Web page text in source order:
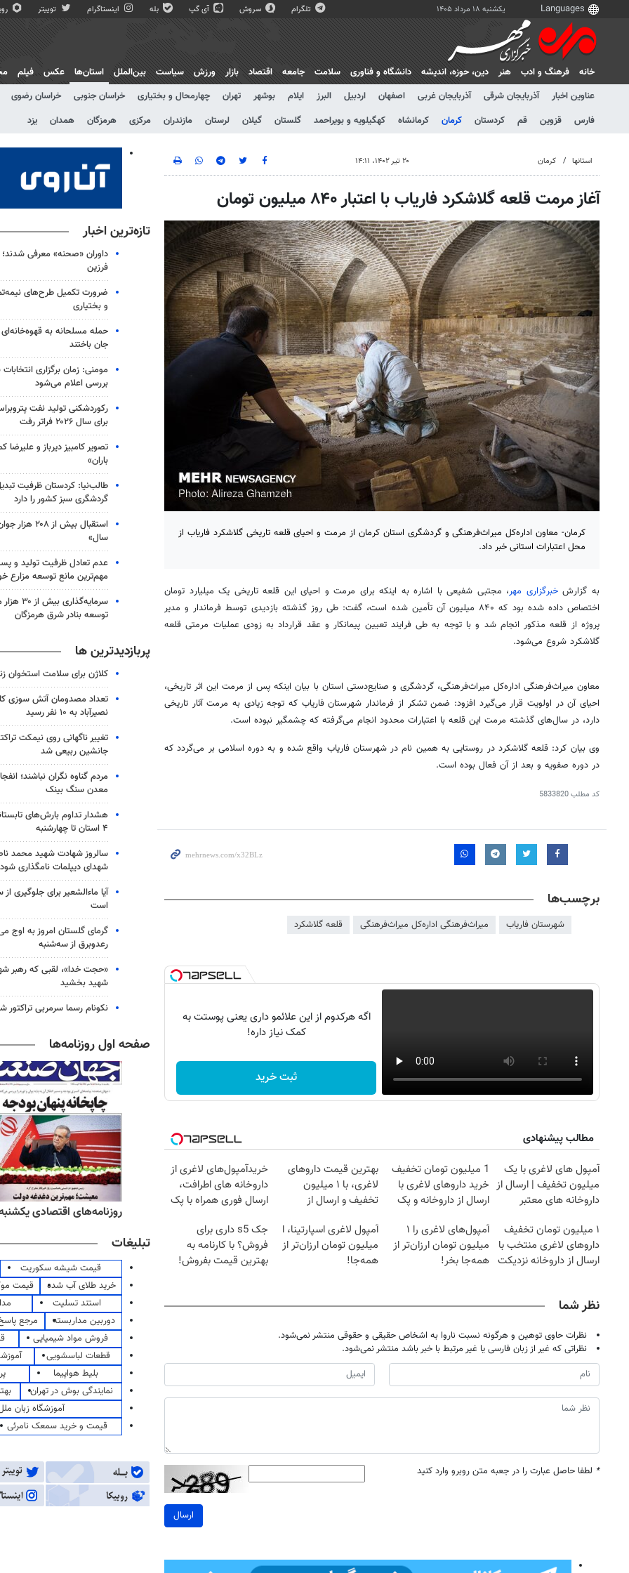
یکشنبه ۱۸ مرداد ۱۴۰۵ تلگرام سروش آی گپ بله اینستاگرام توییتر
خانه فرهنگ و ادب هنر دين، حوزه، انديشه دانشگاه و فناوری سلامت جامعه اقتصاد بازار ورزش سیاست بین‌الملل
استان‌ها
عناوین اخبار
آذربایجان شرقی آذربایجان غربی اصفهان اردبیل البرز ایلام بوشهر تهران چهارمحال و بختیاری خراسان جنوبی خراسان رضوی
فارس
قزوین قم کردستان کرمان کرمانشاه کهگیلویه و بویراحمد گلستان گیلان لرستان مازندران مرکزی هرمزگان همدان یزد
عکس فیلم
استانها کرمان ۲۰ تیر ۱۴۰۲، ۱۴:۱۱
آغاز مرمت قلعه گلاشکرد فاریاب با اعتبار ۸۴۰ میلیون تومان
کرمان- معاون اداره‌کل میراث‌فرهنگی و گردشگری استان کرمان از مرمت و احیای قلعه تاریخی گلاشکرد فاریاب از
محل اعتبارات استانی خبر داد.
به گزارشخبرگزاری مهر، مجتبی شفیعی با اشاره به اینکه برای مرمت و احیای این قلعه تاریخی یک میلیارد تومان
اختصاص داده شده بود که ۸۴۰ میلیون آن تأمین شده است، گفت: طی روز گذشته بازدیدی توسط فرماندار و مدیر
پروژه از قلعه مذکور انجام شد و با توجه به طی فرایند تعیین پیمانکار و عقد قرارداد به زودی عملیات مرمتی قلعه
گلاشکرد شروع می‌شود.
معاون میراث‌فرهنگی اداره‌کل میراث‌فرهنگی، گردشگری و صنایع‌دستی استان با بیان اینکه پس از مرمت این اثر تاریخی،
احیای آن در اولویت قرار می‌گیرد افزود: ضمن تشکر از فرماندار شهرستان فاریاب که توجه زیادی به مرمت آثار تاریخی
دارد، در سال‌های گذشته مرمت این قلعه با اعتبارات محدود انجام می‌گرفته که چشمگیر نبوده است.
وی بیان کرد: قلعهگلاشکرد در روستایی به همین نام در شهرستان فاریاب واقع شده و به دوره اسلامی بر می‌گردد که
در دوره صفویه و بعد از آن فعال بوده است.
کد مطلب5833820
برچسب‌ها
شهرستان فاریاب میراث‌فرهنگی اداره‌کل میراث‌فرهنگی قلعه گلاشکرد
اگه هرکدوم از این علائمو داری یعنی پوستت به
کمک نیاز داره!
ثبت خرید
مطالب پیشنهادی
آمپول های لاغری با یک
میلیون تخفیف | ارسال از
داروخانه های معتبر
1 میلیون تومان تخفیف
خرید داروهای لاغری با
ارسال از داروخانه و پک
بهترین قیمت داروهای
لاغری، با ۱ میلیون
تخفیف و ارسال از
خریدآمپول‌های لاغری از
داروخانه های اطرافت،
ارسال فوری همراه با پک
۱ میلیون تومان تخفیف
داروهای لاغری منتخب با
ارسال از داروخانه نزدیکت
آمپول‌های لاغری را ۱
میلیون تومان ارزان‌تر از
همه‌جا بخر!
آمپول لاغری اسپارتینا، ا
میلیون تومان ارزان‌تر از
همه‌جا!
جک s5 داری برای
فروش؟ با کارنامه به
بهترین قیمت بفروش!
نظر شما
نظرات حاوی توهین و هرگونه نسبت ناروا به اشخاص حقیقی و حقوقی منتشر نمی‌شود.
نظراتی که غیر از زبان فارسی یا غیر مرتبط با خبر باشد منتشر نمی‌شود.
* لطفا حاصل عبارت را در جعبه متن روبرو وارد کنید
ارسال
تازه‌ترین اخبار
داوران «صحنه» معرفی شدند؛
فرزین
ضرورت تکمیل طرح‌های
و بختیاری
جان باختند
مومنی: زمان برگزاری
بررسی اعلام می‌شود
رکوردشکنی تولید نفت
برای سال ۲۰۲۶ فراتر رفت
تصویر کامبیز دیرباز و
باران»
طالب‌نیا: کردستان ظرفیت
گردشگری سبز کشور را دارد
استقبال بیش از
سال»
عدم تعادل ظرفیت تولید و
مهم‌ترین مانع توسعه مزارع
توسعه بنادر شرق هرمزگان
پربازدیدترین ها
کلاژن برای سلامت استخوان
تعداد مصدومان آتش سوزی
نصیرآباد به ۱۰ نفر رسید
تغییر ناگهانی روی نیمکت
جانشین ربیعی شد
مردم گناوه نگران نباشند؛
معدن سنگ بینک
هشدار تداوم بارش‌های
۴ استان تا چهارشنبه
سالروز شهادت شهید محمد
شهدای دیپلمات نامگذاری شود
آیا ماءالشعیر برای جلوگیری
است
گرمای گلستان امروز به اوج
رعدوبرق از سه‌شنبه
«حجت خدا»، لقبی که رهبر
شهید بخشید
نکونام رسما سرمربی تراکتور
صفحه اول روزنامه‌ها
روزنامه‌های اقتصادی یکشنبه ۱۸ مرداد
تبلیغات
قیمت شیشه سکوریت
خرید طلای آب شده
قیمت
استند تسلیت
دوربین مداربسته
مرجع
فروش مواد شیمیایی
قطعات لباسشویی
بلیط هواپیما
نمایندگی بوش در تهران
آموزشگاه زبان
قیمت و خرید سمعک نامرئی